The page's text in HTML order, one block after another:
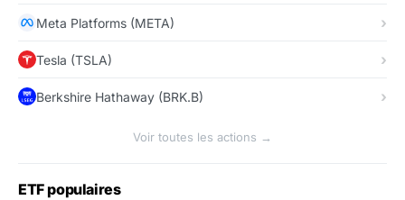
Meta Platforms (META)
Tesla (TSLA)
Berkshire Hathaway (BRK.B)
Voir toutes les actions →
ETF populaires